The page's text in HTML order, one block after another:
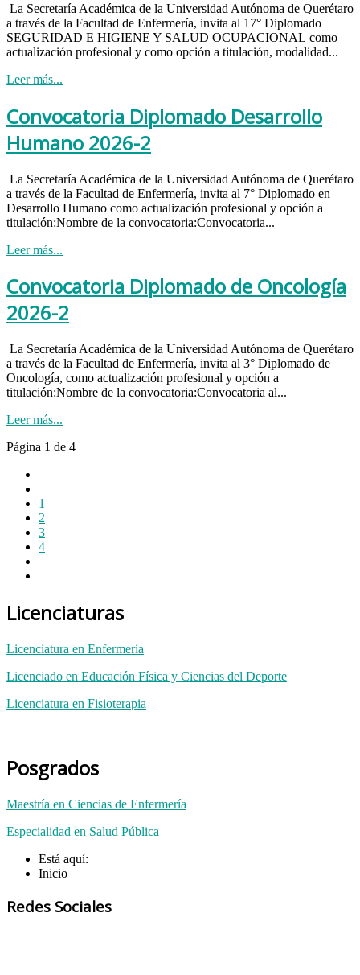
La Secretaría Académica de la Universidad Autónoma de Querétaro
a través de la Facultad de Enfermería, invita al 17° Diplomado
SEGURIDAD E HIGIENE Y SALUD OCUPACIONAL como
actualización profesional y como opción a titulación, modalidad...
Leer más...
Convocatoria Diplomado Desarrollo
Humano 2026-2
La Secretaría Académica de la Universidad Autónoma de Querétaro
a través de la Facultad de Enfermería, invita al 7° Diplomado en
Desarrollo Humano como actualización profesional y opción a
titulación:Nombre de la convocatoria:Convocatoria...
Leer más...
Convocatoria Diplomado de Oncología
2026-2
La Secretaría Académica de la Universidad Autónoma de Querétaro
a través de la Facultad de Enfermería, invita al 3° Diplomado de
Oncología, como actualización profesional y opción a
titulación:Nombre de la convocatoria:Convocatoria al...
Leer más...
Página 1 de 4
1
2
3
4
Licenciaturas
Licenciatura en Enfermería
Licenciado en Educación Física y Ciencias del Deporte
Licenciatura en Fisioterapia
Posgrados
Maestría en Ciencias de Enfermería
Especialidad en Salud Pública
Está aquí:
Inicio
Redes Sociales